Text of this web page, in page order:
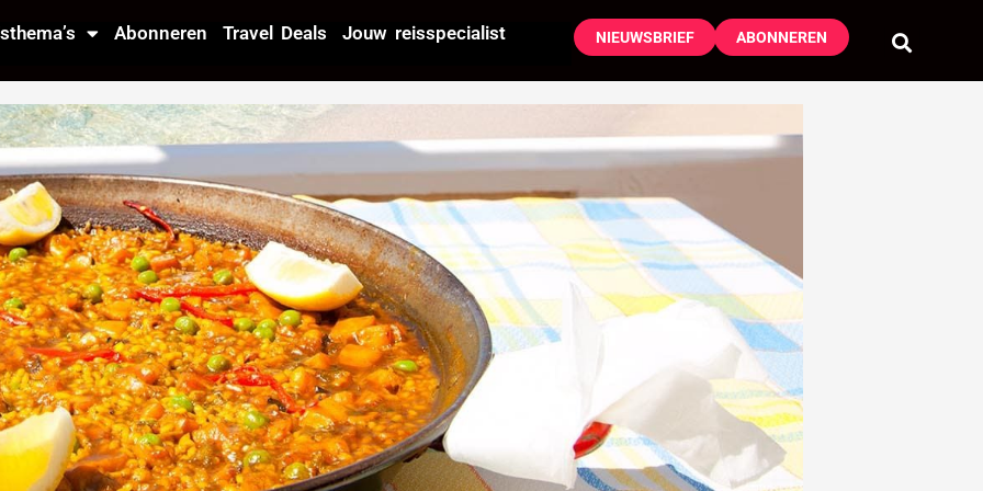
ABONNEREN
NIEUWSBRIEF
Abonneren Travel Deals
Jouw reisspecialist